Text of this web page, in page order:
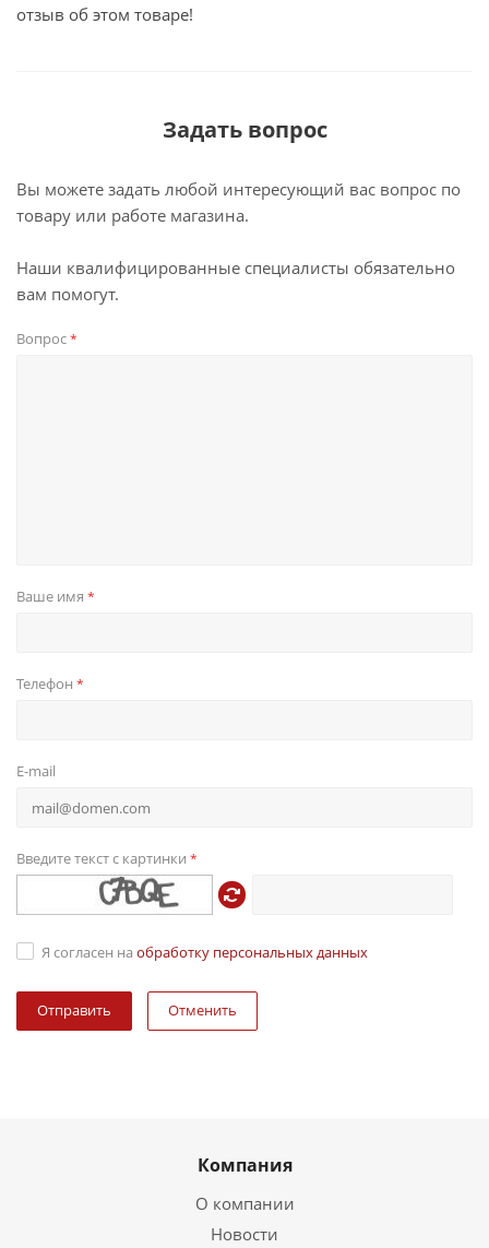
отзыв об этом товаре!
Задать вопрос
Вы можете задать любой интересующий вас вопрос по
товару или работе магазина.
Наши квалифицированные специалисты обязательно
вам помогут.
Вопрос*
Ваше имя *
Телефон *
E-mail
Введите текст с картинки *
Я согласен на обработку персональных данных
Отменить
Компания
О компании
Новости